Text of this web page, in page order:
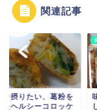
関連記事
三兄弟と我が家のだ